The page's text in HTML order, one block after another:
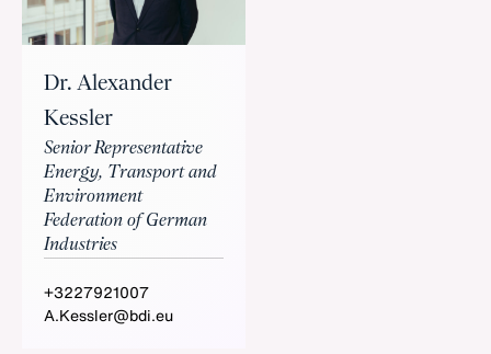
Dr. Alexander
Kessler
Senior Representative
Energy, Transport and
Environment
Federation of German
Industries
+3227921007
A.Kessler@bdi.eu